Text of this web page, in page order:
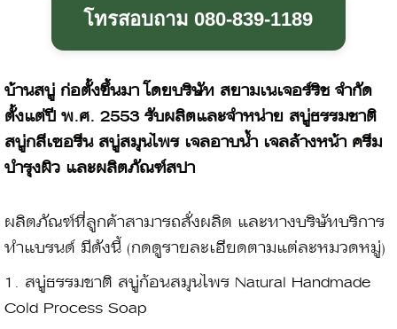
โทรสอบถาม 080-839-1189
บ้านสบู่ ก่อตั้งขึ้นมา โดยบริษัท สยามเนเจอร์ริช จำกัด
ตั้งแต่ปี พ.ศ. 2553 รับผลิตและจำหน่าย สบู่ธรรมชาติ
สบู่กลีเซอรีน สบู่สมุนไพร เจลอาบน้ำ เจลล้างหน้า ครีม
บำรุงผิว และผลิตภัณฑ์สปา
ผลิตภัณฑ์ที่ลูกค้าสามารถสั่งผลิต และทางบริษัทบริการ
ทำแบรนด์ มีดังนี้ (กดดูรายละเอียดตามแต่ละหมวดหมู่)
1. สบู่ธรรมชาติ สบู่ก้อนสมุนไพร Natural Handmade
Cold Process Soap